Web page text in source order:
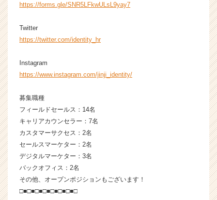
https://forms.gle/SNR5LFkwULsL9yay7
Twitter
https://twitter.com/identity_hr
Instagram
https://www.instagram.com/jinji_identity/
募集職種
フィールドセールス：14名
キャリアカウンセラー：7名
カスタマーサクセス：2名
セールスマーケター：2名
デジタルマーケター：3名
バックオフィス：2名
その他、オープンポジションもございます！
□■□■□■□■□■□■□■□